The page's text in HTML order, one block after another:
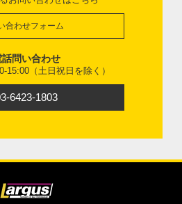
合わせフォーム
話問い合わせ
15:00（土日祝日を除く）
6423-1803